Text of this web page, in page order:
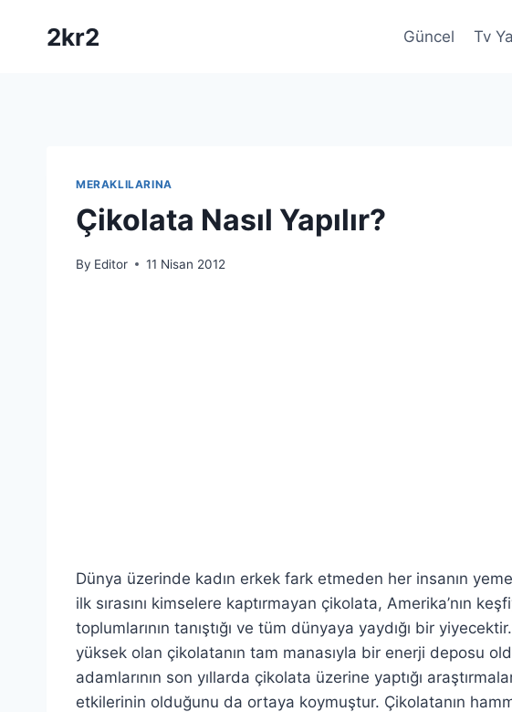
2kr2 Güncel Tv
MERAKLILARINA
Çikolata Nasıl Yapılır?
By Editor 11 Nisan 2012
Dünya üzerinde kadın erkek fark etmeden her insanın
ilk sırasını kimselere kaptırmayan çikolata, Amerika’nın
toplumlarının tanıştığı ve tüm dünyaya yaydığı bir
yüksek olan çikolatanın tam manasıyla bir enerji deposu
adamlarının son yıllarda çikolata üzerine yaptığı
etkilerinin olduğunu da ortaya koymuştur. Çikolatanın